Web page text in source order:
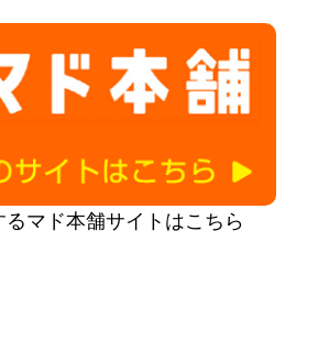
マド本舗サイトはこちら